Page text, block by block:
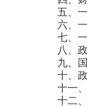
五、
六、
七、
八、
九、
十、
十一、
十二、